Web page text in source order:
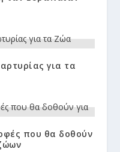
για τα
που θα δοθούν